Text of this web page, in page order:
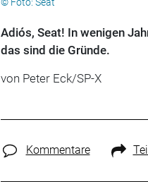
Adiós, Seat! In wenigen
das sind die Gründe.
von Peter Eck/SP-X
Kommentare